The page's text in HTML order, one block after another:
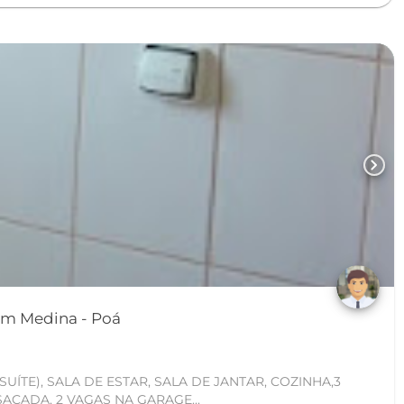
chevron_right
Casa Sobrado em Jardim Medina - Poá
SALA DE ESTAR, SALA DE JANTAR, COZINHA,3
2 VAGAS NA GARAGE...